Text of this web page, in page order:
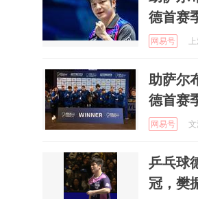
德首赛
网易号
助萨尔
德首赛
网易号
乒乓球
冠，樊